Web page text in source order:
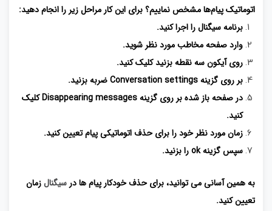
اتوماتیک پیام‌ها مشخص نماییم؟ برای این کار مراحل زیر را انجام دهید:
برنامه سیگنال را اجرا کنید.
وارد صفحه مخاطب مورد نظر شوید.
روی آیکون سه نقطه بزنید کلیک کنید.
بر روی گزینه Conversation settings ضربه بزنید.
در صفحه باز شده بر روی گزینه Disappearing messages کلیک
کنید.
زمان مورد نظر خود را برای حذف اتوماتیکی پیام تعیین کنید.
سپس گزینه ok را بزنید.
به همین آسانی می توانید، برای حذف خودکار پیام ها در سیگنالزمان
تعیین کنید.